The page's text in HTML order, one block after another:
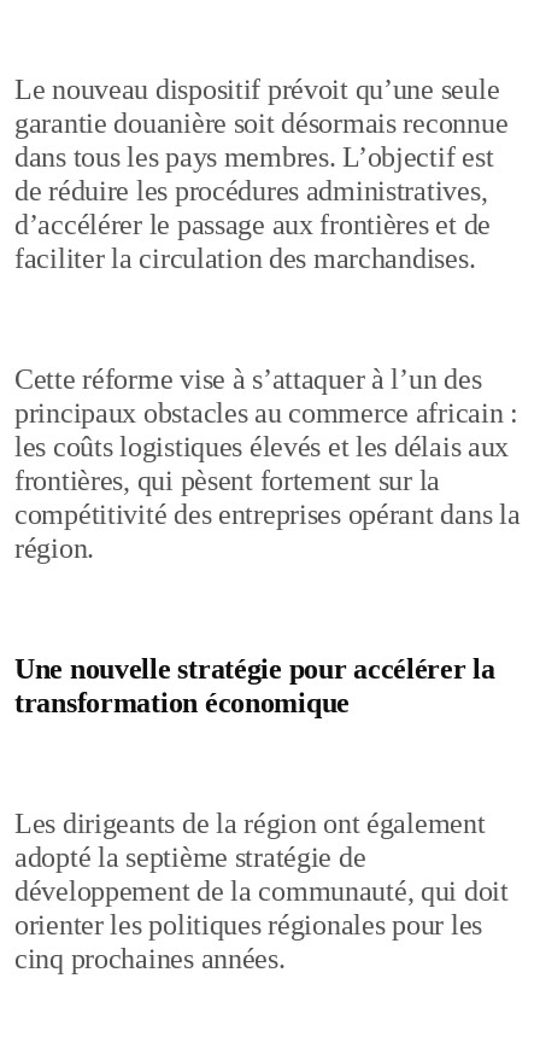
Le nouveau dispositif prévoit qu’une seule
garantie douanière soit désormais reconnue
dans tous les pays membres. L’objectif est
de réduire les procédures administratives,
d’accélérer le passage aux frontières et de
faciliter la circulation des marchandises.
Cette réforme vise à s’attaquer à l’un des
principaux obstacles au commerce africain :
les coûts logistiques élevés et les délais aux
frontières, qui pèsent fortement sur la
compétitivité des entreprises opérant dans la
région.
Une nouvelle stratégie pour accélérer la
transformation économique
Les dirigeants de la région ont également
adopté la septième stratégie de
développement de la communauté, qui doit
orienter les politiques régionales pour les
cinq prochaines années.